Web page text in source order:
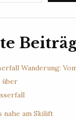
Wanderung:
über
nahe am Skilift